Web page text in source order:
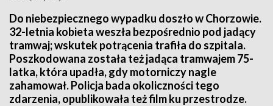
Do niebezpiecznego wypadku doszło w Chorzowie.
32-letnia kobieta weszła bezpośrednio pod jadący
tramwaj; wskutek potrącenia trafiła do szpitala.
Poszkodowana została też jadąca tramwajem 75-
latka, która upadła, gdy motorniczy nagle
zahamował. Policja bada okoliczności tego
zdarzenia, opublikowała też film ku przestrodze.